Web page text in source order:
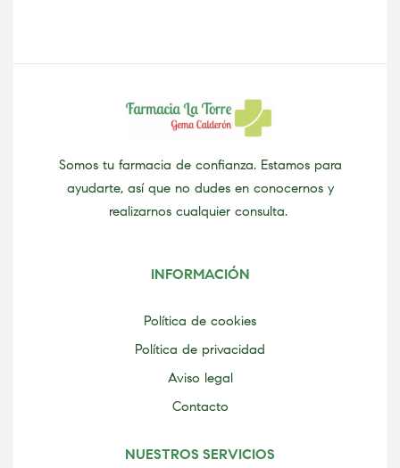
Somos tu farmacia de confianza. Estamos para
ayudarte, así que no dudes en conocernos y
realizarnos cualquier consulta.
INFORMACIÓN
Política de cookies
Política de privacidad
Aviso legal
Contacto
NUESTROS SERVICIOS